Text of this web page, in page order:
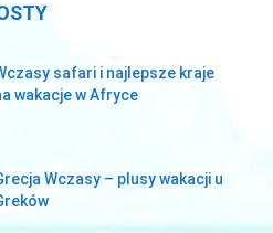
safari i najlepsze kraje
wakacje w Afryce
Wczasy – plusy wakacji u